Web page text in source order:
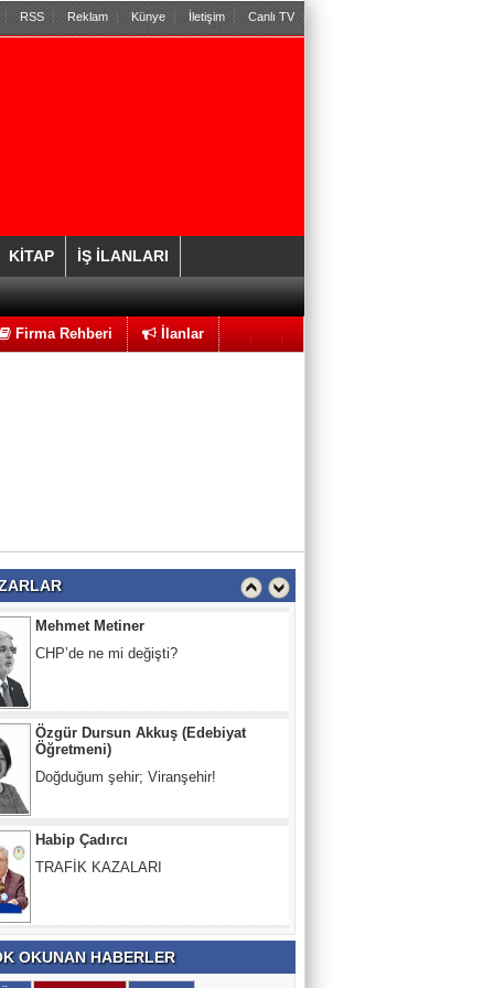
RSS Reklam Künye İletişim Canlı TV
KİTAP İŞ İLANLARI
Firma Rehberi İlanlar
İrem ACAR ÇADIRCI
Seyahat Etmek İnsanı Değiştirir mi?
TEMSİLCİLİĞİ, VİRANŞEHİR'İN
SORUNLARINA DİKKAT ÇEKTİ
Mehmet Metiner
CHP’de ne mi değişti?
Özgür Dursun Akkuş (Edebiyat
Öğretmeni)
Doğduğum şehir; Viranşehir!
Habip Çadırcı
TRAFİK KAZALARI
BÜYÜ YAPANDA, BÜYÜ YAPTIRANDA,
OKUNAN HABERLER